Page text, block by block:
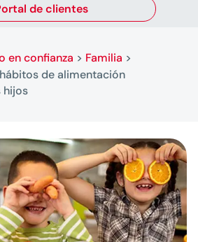
de clientes
en confianza > Familia >
de alimentación
hijos